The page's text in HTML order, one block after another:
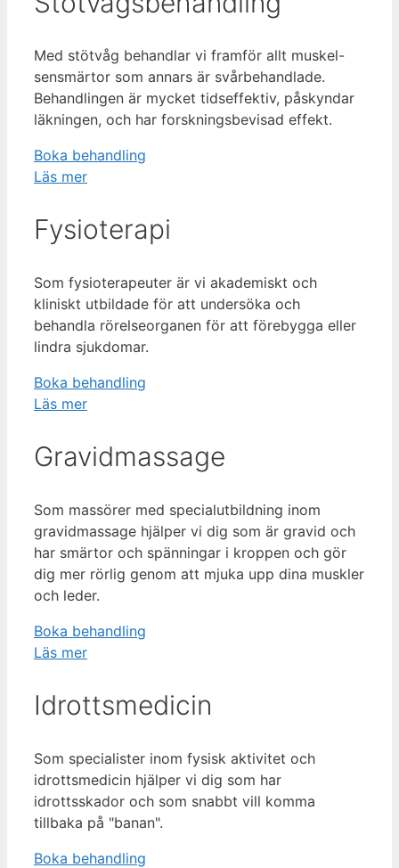
Med stötvåg behandlar vi framför allt muskel-
sensmärtor som annars är svårbehandlade.
Behandlingen är mycket tidseffektiv, påskyndar
läkningen, och har forskningsbevisad effekt.
Boka behandling
Läs mer
Fysioterapi
Som fysioterapeuter är vi akademiskt och
kliniskt utbildade för att undersöka och
behandla rörelseorganen för att förebygga eller
lindra sjukdomar.
Boka behandling
Läs mer
Gravidmassage
Som massörer med specialutbildning inom
gravidmassage hjälper vi dig som är gravid och
har smärtor och spänningar i kroppen och gör
dig mer rörlig genom att mjuka upp dina muskler
och leder.
Boka behandling
Läs mer
Idrottsmedicin
Som specialister inom fysisk aktivitet och
idrottsmedicin hjälper vi dig som har
idrottsskador och som snabbt vill komma
tillbaka på "banan".
Boka behandling